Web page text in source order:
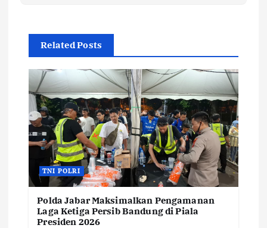
Related Posts
TNI POLRI
Polda Jabar Maksimalkan Pengamanan
Laga Ketiga Persib Bandung di Piala
Presiden 2026